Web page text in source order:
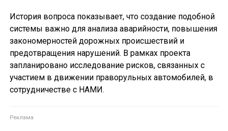
История вопроса показывает, что создание подобной
системы важно для анализа аварийности, повышения
закономерностей дорожных происшествий и
предотвращения нарушений. В рамках проекта
запланировано исследование рисков, связанных с
участием в движении праворульных автомобилей, в
сотрудничестве с НАМИ.